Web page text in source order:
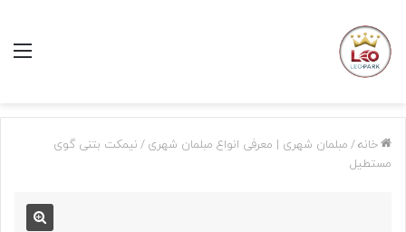
خانه/ مبلمان شهری | معرفی انواع مبلمان شهری / نیمکت بتنی گوی
مستطیل